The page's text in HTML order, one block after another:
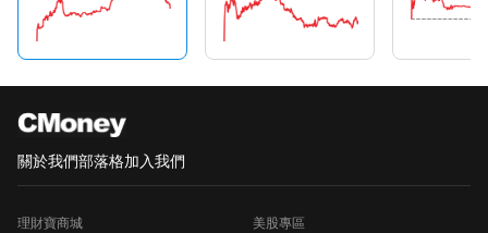
關於我們部落格加入我們
理財寶商城 美股專區